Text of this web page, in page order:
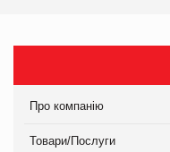
Про компанію
Товари/Послуги